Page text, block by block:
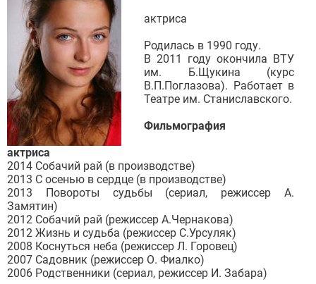
актриса
Родилась в 1990 году.
В 2011 году окончила ВТУ
им. Б.Щукина (курс
В.П.Поглазова). Работает в
Театре им. Станиславского.
Фильмография
актриса
2014 Собачий рай (в производстве)
2013 С осенью в сердце (в производстве)
2013 Повороты судьбы (сериал, режиссер А.
Замятин)
2012 Собачий рай (режиссер А.Чернакова)
2012 Жизнь и судьба (режиссер С.Урсуляк)
2008 Коснуться неба (режиссер Л. Горовец)
2007 Садовник (режиссер О. Фиалко)
2006 Родственники (сериал, режиссер И. Забара)